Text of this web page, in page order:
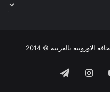
بالعربية © 2014
يوتيوبانستقرامتيلقرام